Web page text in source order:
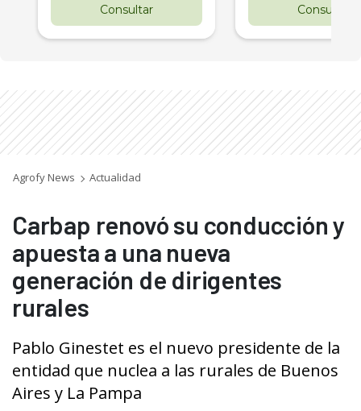
Consultar Consultar
Agrofy News Actualidad
Carbap renovó su conducción y
apuesta a una nueva
generación de dirigentes
rurales
Pablo Ginestet es el nuevo presidente de la
entidad que nuclea a las rurales de Buenos
Aires y La Pampa